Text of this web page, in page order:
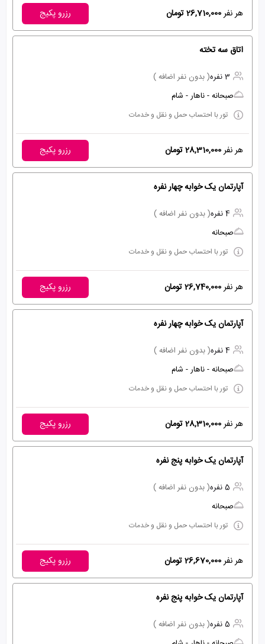
هر نفر26,710,000 تومان رزرو پکیج
اتاق سه تخته
3 نفره
( بدون نفر اضافه )
صبحانه - ناهار - شام
تور با احتساب حمل و نقل و خدمات
هر نفر28,310,000 تومان رزرو پکیج
آپارتمان یک خوابه چهار نفره
4 نفره
( بدون نفر اضافه )
صبحانه
تور با احتساب حمل و نقل و خدمات
هر نفر26,740,000 تومان رزرو پکیج
آپارتمان یک خوابه چهار نفره
4 نفره
( بدون نفر اضافه )
صبحانه - ناهار - شام
تور با احتساب حمل و نقل و خدمات
هر نفر28,310,000 تومان رزرو پکیج
آپارتمان یک خوابه پنج نفره
5 نفره
( بدون نفر اضافه )
صبحانه
تور با احتساب حمل و نقل و خدمات
هر نفر26,670,000 تومان رزرو پکیج
آپارتمان یک خوابه پنج نفره
5 نفره
( بدون نفر اضافه )